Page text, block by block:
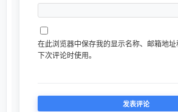
在此浏览器中保存我的显示名称、邮箱地
下次评论时使用。